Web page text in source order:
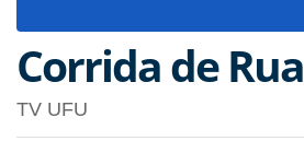
Corrida de Rua
TV UFU